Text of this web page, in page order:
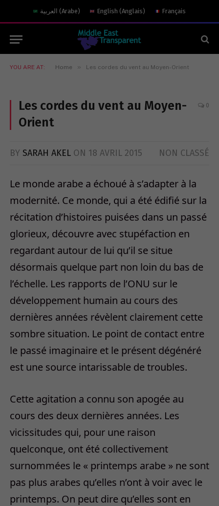
العربية (Arabe) English (Anglais) Français
YOU ARE AT: Home » Les cordes du vent au Moyen-Orient
Les cordes du vent au Moyen-
Orient
0
BY SARAH AKEL ON 18 AVRIL 2015 NON CLASSÉ
Le monde arabe a échoué à s’adapter à la
modernité. Ce monde, qui a été édifié sur la
récitation d’histoires puisées dans un passé
glorieux, découvre avec stupéfaction en
regardant autour de lui qu’il se situe
désormais quelque part non loin du bas de
l’échelle. Les rapports de l’ONU sur le
développement humain au cours des
dernières années révèlent clairement cette
sombre situation. Le point de contact entre
le passé imaginaire et le présent dégénéré
est une source intarissable de troubles.
Cette agitation a connu son apogée au
cours des deux dernières années. Les
vicissitudes qui, pour une raison
quelconque, ont été collectivement
surnommées le « printemps arabe » ne sont
pas plus arabes qu’elles n’ont à voir avec le
printemps. On peut dire qu’elles sont en